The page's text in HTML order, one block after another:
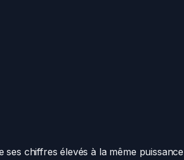
chiffres élevés à la même